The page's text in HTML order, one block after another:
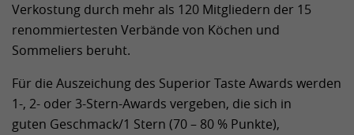
Verkostung durch mehr als 120 Mitgliedern der 15
renommiertesten Verbände von Köchen und
Sommeliers beruht.
Für die Auszeichung des Superior Taste Awards werden
1-, 2- oder 3-Stern-Awards vergeben, die sich in
guten Geschmack/1 Stern (70 ­– 80 % Punkte),